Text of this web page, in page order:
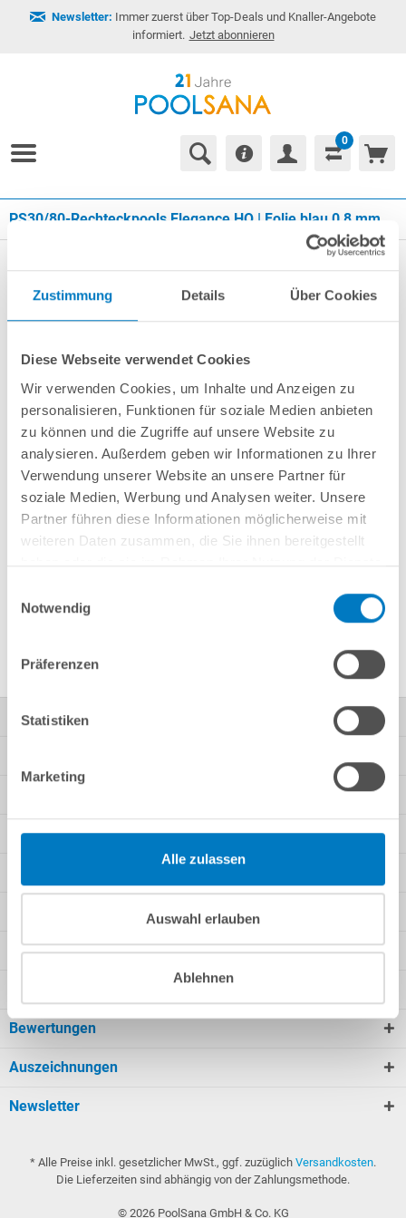
Zustimmung Details Über Cookies
Diese Webseite verwendet Cookies
Wir verwenden Cookies, um Inhalte und Anzeigen zu
personalisieren, Funktionen für soziale Medien anbieten
zu können und die Zugriffe auf unsere Website zu
analysieren. Außerdem geben wir Informationen zu Ihrer
Verwendung unserer Website an unsere Partner für
soziale Medien, Werbung und Analysen weiter. Unsere
Partner führen diese Informationen möglicherweise mit
weiteren Daten zusammen, die Sie ihnen bereitgestellt
Notwendig
Präferenzen
Statistiken
Marketing
Alle zulassen
Auswahl erlauben
Ablehnen
Newsletter: Immer zuerst über Top-Deals und Knaller-Angebote
informiert. Jetzt abonnieren
0
PS30/80-Rechteckpools Elegance HQ | Folie blau 0,8 mm
5,00 x 3,00 x 1,50 m 6,00 x 3,00 x 1,50 m
7,00 x 3,50 x 1,50 m 8,00 x 4,00 x 1,50 m
Kontakt
Rechtliche Informationen
Zahlungsarten
Bewertungen
Auszeichnungen
Newsletter
* Alle Preise inkl. gesetzlicher MwSt., ggf. zuzüglich Versandkosten.
Die Lieferzeiten sind abhängig von der Zahlungsmethode.
© 2026PoolSana GmbH & Co. KG